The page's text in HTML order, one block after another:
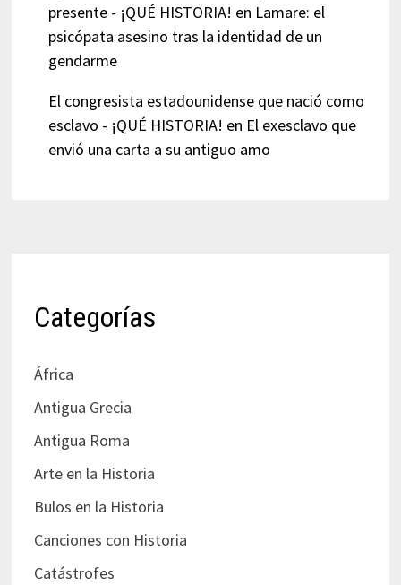
presente - ¡QUÉ HISTORIA! en Lamare: el
psicópata asesino tras la identidad de un
gendarme
El congresista estadounidense que nació como
esclavo - ¡QUÉ HISTORIA! en El exesclavo que
envió una carta a su antiguo amo
Categorías
África
Antigua Grecia
Antigua Roma
Arte en la Historia
Bulos en la Historia
Canciones con Historia
Catástrofes